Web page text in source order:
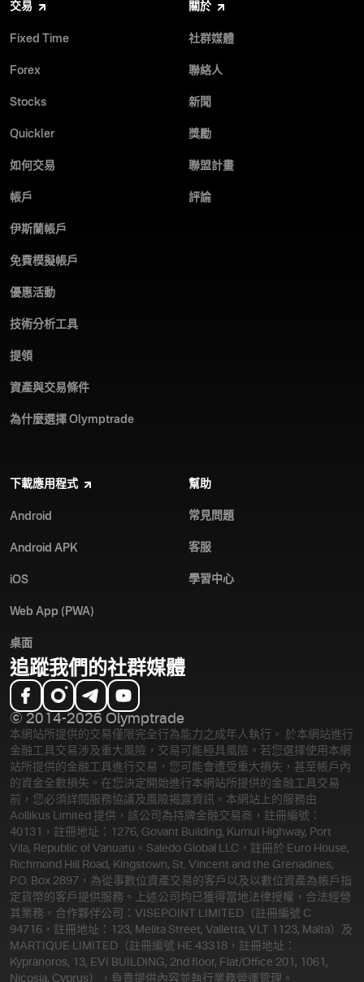
交易
Fixed Time
Forex
Stocks
Quickler
如何交易
帳戶
伊斯蘭帳戶
免費模擬帳戶
優惠活動
技術分析工具
提領
資產與交易條件
為什麼選擇 Olymptrade
關於
社群媒體
聯絡人
新聞
獎勵
聯盟計畫
評論
下載應用程式
Android
Android APK
iOS
Web App (PWA)
桌面
幫助
常見問題
客服
學習中心
追蹤我們的社群媒體
© 2014-2026 Olymptrade
本網站所提供的交易僅限完全行為能力之成年人執行。 於本網站進行
金融工具交易涉及重大風險，交易可能極具風險。若您選擇使用本網
站所提供的金融工具進行交易，您可能會遭受重大損失，甚至帳戶內
的資金全數損失。在您決定開始進行本網站所提供的金融工具交易
前，您必須詳閱服務協議及風險揭露資訊。 本網站上的服務由
Aollikus Limited 提供，該公司為持牌金融交易商，註冊編號：
40131，註冊地址：1276, Govant Building, Kumul Highway, Port
Vila, Republic of Vanuatu。Saledo Global LLC，註冊於 Euro House,
Richmond Hill Road, Kingstown, St. Vincent and the Grenadines,
P.O. Box 2897，為從事數位資產交易的客戶以及以數位資產為帳戶指
定貨幣的客戶提供服務。上述公司均已獲得當地法律授權，合法經營
其業務。合作夥伴公司：VISEPOINT LIMITED（註冊編號 C
94716，註冊地址：123, Melita Street, Valletta, VLT 1123, Malta）及
MARTIQUE LIMITED（註冊編號 HE 43318，註冊地址：
Kypranoros, 13, EVI BUILDING, 2nd floor, Flat/Office 201, 1061,
Nicosia, Cyprus），負責提供內容並執行業務營運管理。